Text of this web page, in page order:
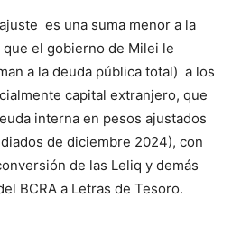
es una suma menor a la
el gobierno de Milei le
a la deuda pública total) a los
capital extranjero, que
interna en pesos ajustados
de diciembre 2024), con
de las Leliq y demás
BCRA a Letras de Tesoro.